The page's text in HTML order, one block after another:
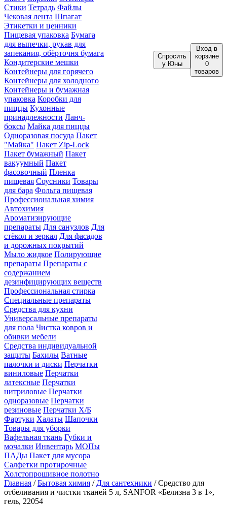
Стики Тетрадь Файлы
Чековая лента Шпагат
Этикетки и ценники
Пищевая упаковка Бумага
для выпечки, рукав для
запекания, обёрточня бумага
Кондитерские мешки
Контейнеры для горячего
Контейнеры для холодного
Контейнеры и бумажная
упаковка Коробки для
пиццы Кухонные
принадлежности Ланч-
боксы Майка для пиццы
Одноразовая посуда Пакет
"Майка" Пакет Zip-Lock
Пакет бумажный Пакет
вакуумный Пакет
фасовочный Пленка
пищевая Соусники Товары
для бара Фольга пищевая
Профессиональная химия
Автохимия
Ароматизирующие
препараты Для санузлов Для
стёкол и зеркал Для фасадов
и дорожных покрытий
Мыло жидкое Полирующие
препараты Препараты с
содержанием
дезинфицирующих веществ
Профессиональная стирка
Специальные препараты
Средства для кухни
Универсальные препараты
для пола Чистка ковров и
обивки мебели
Средства индивидуальной
защиты Бахилы Ватные
палочки и диски Перчатки
виниловые Перчатки
латексные Перчатки
нитриловые Перчатки
одноразовые Перчатки
резиновые Перчатки Х/Б
Фартуки Халаты Шапочки
Товары для уборки
Вафельная ткань Губки и
мочалки Инвентарь МОПы
ПАДы Пакет для мусора
Салфетки протирочные
Холстопрошивное полотно
Спросить
у Юны
Вход в
корзине
0
товаров
Главная /Бытовая химия / Для сантехники / Средство для
отбеливания и чистки тканей 5 л, SANFOR «Белизна 3 в 1»,
гель, 22054